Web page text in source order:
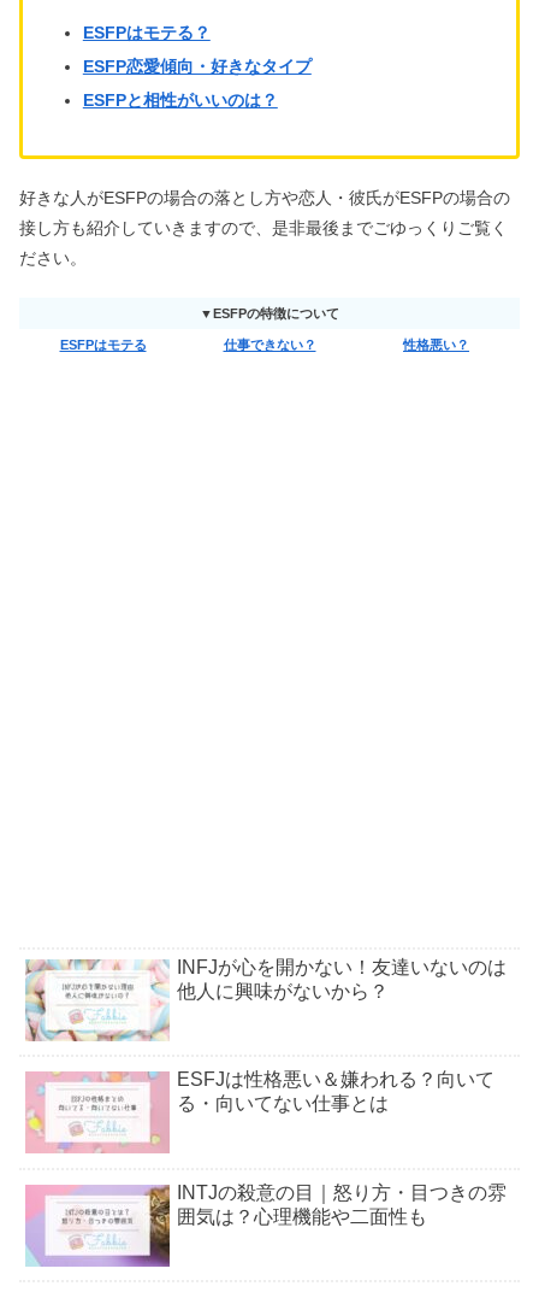
ESFPはモテる？
ESFP恋愛傾向・好きなタイプ
ESFPと相性がいいのは？
好きな人がESFPの場合の落とし方や恋人・彼氏がESFPの場合の
接し方も紹介していきますので、是非最後までごゆっくりご覧く
ださい。
▼ESFPの特徴について
ESFPはモテる 仕事できない？ 性格悪い？
INFJが心を開かない！友達いないのは
他人に興味がないから？
ESFJは性格悪い＆嫌われる？向いて
る・向いてない仕事とは
INTJの殺意の目｜怒り方・目つきの雰
囲気は？心理機能や二面性も